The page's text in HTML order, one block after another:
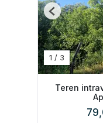
1 / 3
Previous
Teren